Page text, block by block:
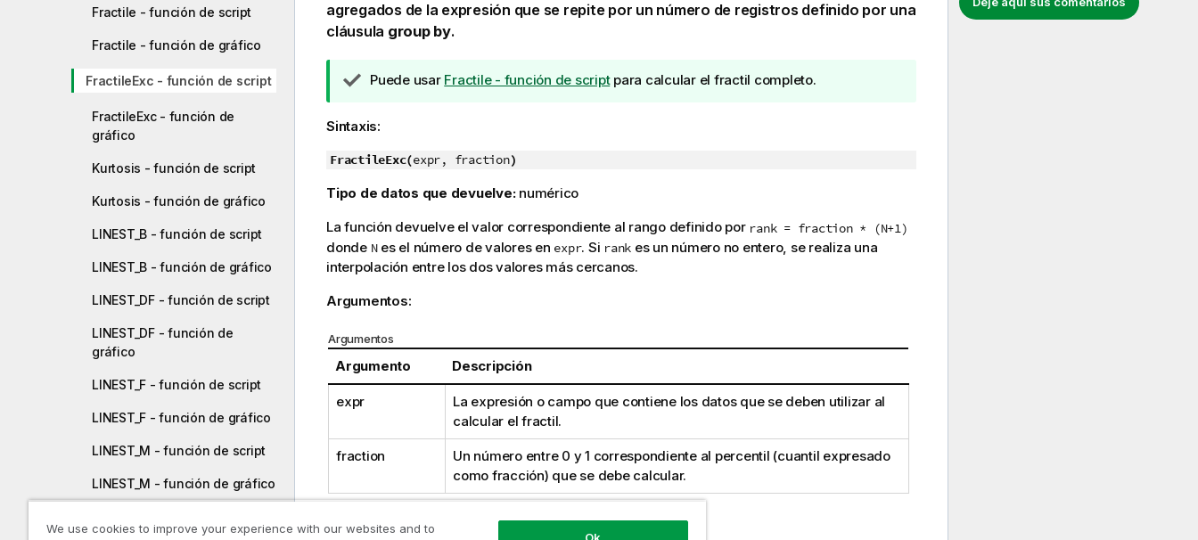
Fractile - función de script
Fractile - función de gráfico
FractileExc - función de script
FractileExc - función de
gráfico
Kurtosis - función de script
Kurtosis - función de gráfico
LINEST_B - función de script
LINEST_B - función de gráfico
LINEST_DF - función de script
LINEST_DF - función de
gráfico
LINEST_F - función de script
LINEST_F - función de gráfico
LINEST_M - función de script
LINEST_M - función de gráfico
agregados de la expresión que se repite por un número de registros definido por una
cláusula group by.
N
d
s
g
e
r
e
c
i
a
Puede usar Fractile - función de scriptpara calcular el fractil completo.
Sintaxis:
FractileExc(expr, fraction)
Tipo de datos que devuelve: numérico
La función devuelve el valor correspondiente al rango definido por rank = fraction * (N+1)
donde Nes el número de valores en expr. Si rank es un número no entero, se realiza una
interpolación entre los dos valores más cercanos.
Argumentos:
Argumentos
Argumento Descripción
expr
La expresión o campo que contiene los datos que se deben utilizar al
calcular el fractil.
fraction
Un número entre 0 y 1 correspondiente al percentil (cuantil expresado
como fracción) que se debe calcular.
Ejemplos y resultados:
We use cookies to improve your experience with our websites and to